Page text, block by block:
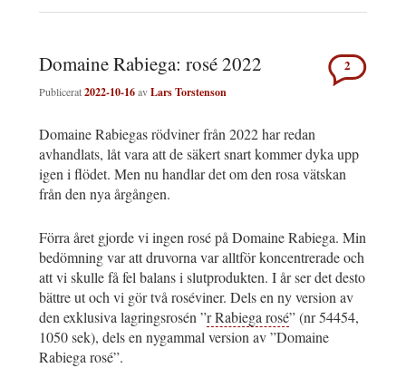
Domaine Rabiega: rosé 2022
Publicerat2022-10-16avLars Torstenson
2
Domaine Rabiegas rödviner från 2022 har redan
avhandlats, låt vara att de säkert snart kommer dyka upp
igen i flödet. Men nu handlar det om den rosa vätskan
från den nya årgången.
Förra året gjorde vi ingen rosé på Domaine Rabiega. Min
bedömning var att druvorna var alltför koncentrerade och
att vi skulle få fel balans i slutprodukten. I år ser det desto
bättre ut och vi gör två roséviner. Dels en ny version av
den exklusiva lagringsrosén ”r Rabiega rosé” (nr 54454,
1050 sek), dels en nygammal version av ”Domaine
Rabiega rosé”.